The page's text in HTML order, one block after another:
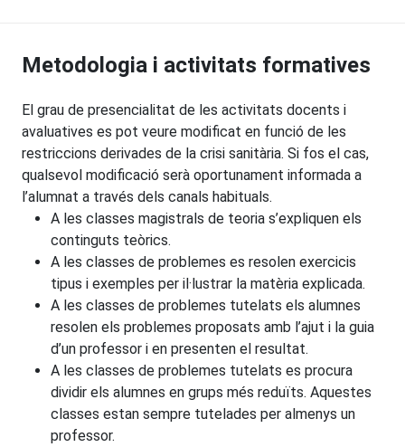
Metodologia i activitats formatives
El grau de presencialitat de les activitats docents i
avaluatives es pot veure modificat en funció de les
restriccions derivades de la crisi sanitària. Si fos el cas,
qualsevol modificació serà oportunament informada a
l’alumnat a través dels canals habituals.
A les classes magistrals de teoria s’expliquen els
continguts teòrics.
A les classes de problemes es resolen exercicis
tipus i exemples per il·lustrar la matèria explicada.
A les classes de problemes tutelats els alumnes
resolen els problemes proposats amb l’ajut i la guia
d’un professor i en presenten el resultat.
A les classes de problemes tutelats es procura
dividir els alumnes en grups més reduïts. Aquestes
classes estan sempre tutelades per almenys un
professor.